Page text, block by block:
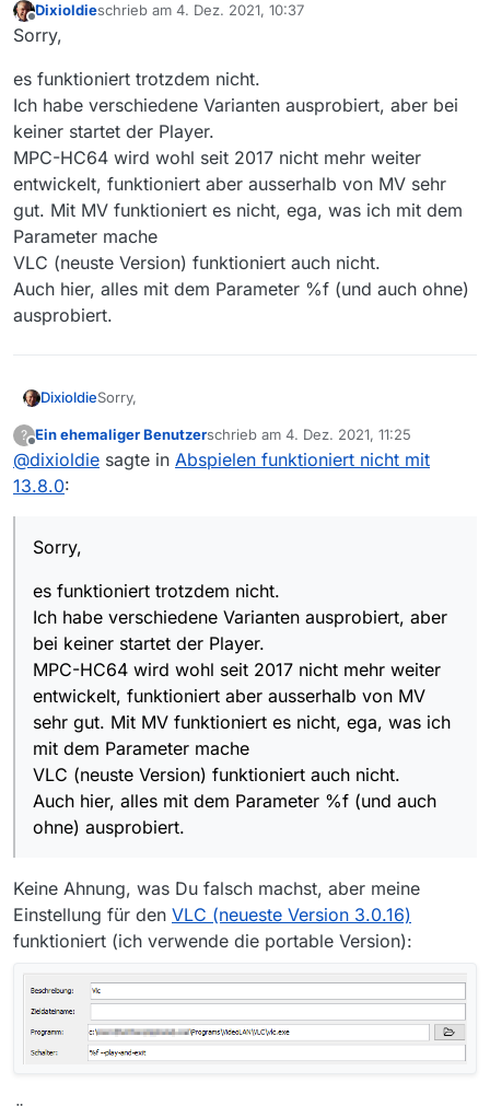
Dixioldieschrieb am 4. Dez. 2021, 10:37
zuletzt editiert von
Sorry,
es funktioniert trotzdem nicht.
Ich habe verschiedene Varianten ausprobiert, aber bei
keiner startet der Player.
MPC-HC64 wird wohl seit 2017 nicht mehr weiter
entwickelt, funktioniert aber ausserhalb von MV sehr
gut. Mit MV funktioniert es nicht, ega, was ich mit dem
Parameter mache
VLC (neuste Version) funktioniert auch nicht.
Auch hier, alles mit dem Parameter %f (und auch ohne)
ausprobiert.
DixioldieSorry,
es funktioniert trotzdem nicht.
Ich habe verschiedene Varianten ausprobiert, aber bei
VLC (neuste Version) funktioniert auch nicht.
ohne) ausprobiert.
?
Offline
Ein ehemaliger Benutzerschrieb am 4. Dez. 2021, 11:25
zuletzt editiert von
@dixioldie sagte in Abspielen funktioniert nicht mit
13.8.0:
Sorry,
es funktioniert trotzdem nicht.
Ich habe verschiedene Varianten ausprobiert, aber
bei keiner startet der Player.
MPC-HC64 wird wohl seit 2017 nicht mehr weiter
entwickelt, funktioniert aber ausserhalb von MV
sehr gut. Mit MV funktioniert es nicht, ega, was ich
mit dem Parameter mache
VLC (neuste Version) funktioniert auch nicht.
Auch hier, alles mit dem Parameter %f (und auch
ohne) ausprobiert.
Keine Ahnung, was Du falsch machst, aber meine
Einstellung für den VLC (neueste Version 3.0.16)
funktioniert (ich verwende die portable Version):